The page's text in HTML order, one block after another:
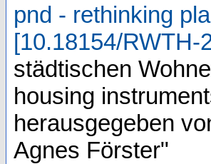
pnd - rethinking
[10.18154/RWTH-
städtischen
housing
herausgegeben
Agnes Förster"